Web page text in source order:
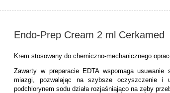
Endo-Prep Cream 2 ml Cerkamed
Krem stosowany do chemiczno-mechanicznego
Zawarty w preparacie EDTA wspomaga usuwanie
miazgi, pozwalając na szybsze oczyszczenie i
podchlorynem sodu działa rozjaśniająco na zęby